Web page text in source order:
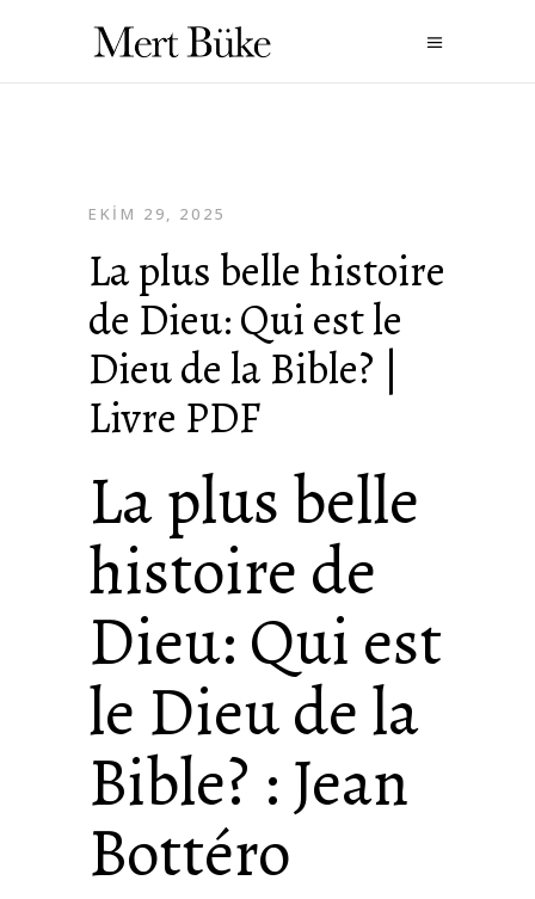
EKIM 29, 2025
La plus belle histoire
de Dieu: Qui est le
Dieu de la Bible? |
Livre PDF
La plus belle
histoire de
Dieu: Qui est
le Dieu de la
Bible? : Jean
Bottéro